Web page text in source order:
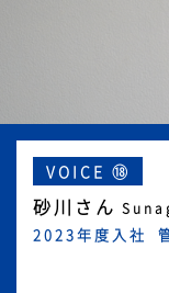
VOICE ⑱
砂川さん
2023年度入社